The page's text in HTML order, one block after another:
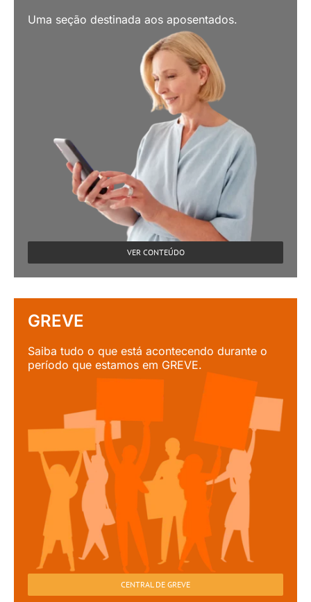
Uma seção destinada aos aposentados.
VER CONTEÚDO
GREVE
Saiba tudo o que está acontecendo durante o
período que estamos em GREVE.
CENTRAL DE GREVE